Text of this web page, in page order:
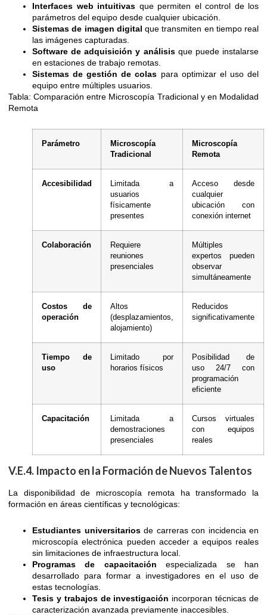
Interfaces web intuitivas que permiten el control de los
parámetros del equipo desde cualquier ubicación.
Sistemas de imagen digital que transmiten en tiempo real
las imágenes capturadas.
Software de adquisición y análisisque puede instalarse
en estaciones de trabajo remotas.
Sistemas de gestión de colas para optimizar el uso del
equipo entre múltiples usuarios.
Tabla: Comparación entre Microscopía Tradicional y en Modalidad
Remota
Parámetro
Microscopía
Tradicional
Microscopía
Remota
Accesibilidad
Limitada a
usuarios
físicamente
presentes
Acceso desde
cualquier
ubicación con
conexión internet
Colaboración
Requiere
reuniones
presenciales
Múltiples
expertos pueden
observar
simultáneamente
Costos de
operación
Altos
(desplazamientos,
alojamiento)
Reducidos
significativamente
Tiempo de
uso
Limitado por
horarios físicos
Posibilidad de
uso 24/7 con
programación
eficiente
Capacitación
Limitada a
demostraciones
presenciales
Cursos virtuales
con equipos
reales
V.E.4. Impacto en la Formación de Nuevos Talentos
La disponibilidad de microscopía remota ha transformado la
formación en áreas científicas y tecnológicas:
Estudiantes universitariosde carreras con incidencia en
microscopía electrónica pueden acceder a equipos reales
sin limitaciones de infraestructura local.
Programas de capacitación especializada se han
desarrollado para formar a investigadores en el uso de
estas tecnologías.
Tesis y trabajos de investigación incorporan técnicas de
caracterización avanzada previamente inaccesibles.